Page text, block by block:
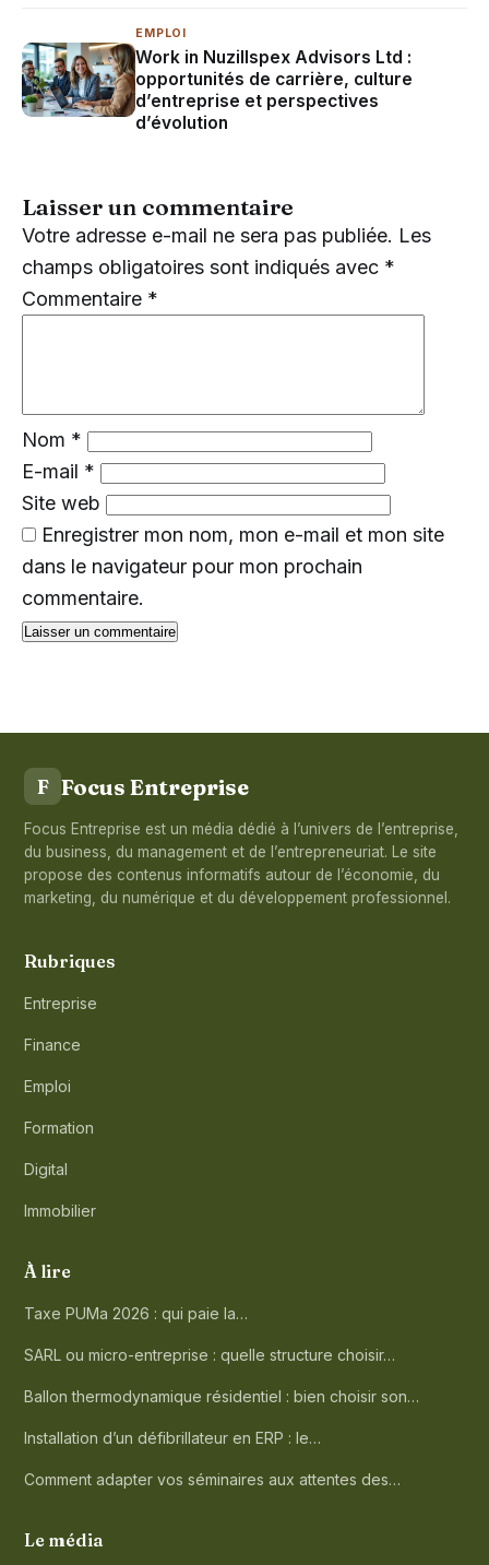
EMPLOI
Work in Nuzillspex Advisors Ltd :
opportunités de carrière, culture
d’entreprise et perspectives
d’évolution
Laisser un commentaire
Votre adresse e-mail ne sera pas publiée. Les
champs obligatoires sont indiqués avec *
Commentaire *
Nom *
E-mail *
Site web
Enregistrer mon nom, mon e-mail et mon site
dans le navigateur pour mon prochain
commentaire.
F Focus Entreprise
Focus Entreprise est un média dédié à l’univers de l’entreprise,
du business, du management et de l’entrepreneuriat. Le site
propose des contenus informatifs autour de l’économie, du
marketing, du numérique et du développement professionnel.
Rubriques
Entreprise
Finance
Emploi
Formation
Digital
Immobilier
À lire
Taxe PUMa 2026 : qui paie la…
SARL ou micro-entreprise : quelle structure choisir…
Ballon thermodynamique résidentiel : bien choisir son…
Installation d’un défibrillateur en ERP : le…
Comment adapter vos séminaires aux attentes des…
Le média